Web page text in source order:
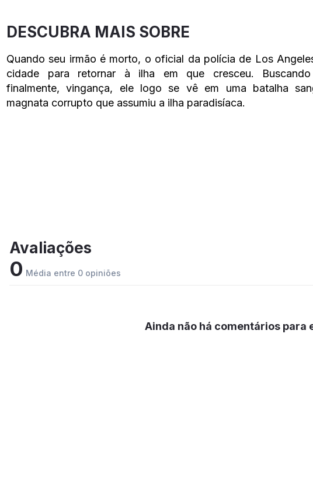
DESCUBRA MAIS SOBRE
Quando seu irmão é morto, o oficial da polícia de Los
cidade para retornar à ilha em que cresceu.
finalmente, vingança, ele logo se vê em uma batalha
magnata corrupto que assumiu a ilha paradisíaca.
Avaliações
0 Média entre 0 opiniões
Ainda não há comentários para